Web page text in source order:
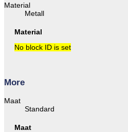
Material
Metall
Material
No block ID is set
More
Maat
Standard
Maat